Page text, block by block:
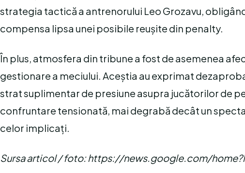
strategia tactică a antrenorului Leo Grozavu,
compensa lipsa unei posibile reușite din penalty.
În plus, atmosfera din tribune a fost de asemenea
gestionare a meciului. Aceștia au exprimat
strat suplimentar de presiune asupra jucătorilor de
confruntare tensionată, mai degrabă decât un
celor implicați.
Sursa articol / foto: https://news.google.com/